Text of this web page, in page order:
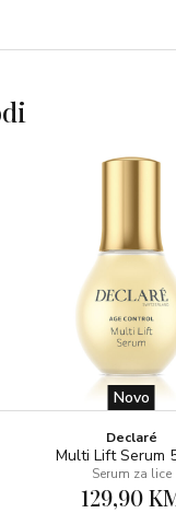
Novo
Declaré
Multi Lift Serum
Serum za lice
129,90